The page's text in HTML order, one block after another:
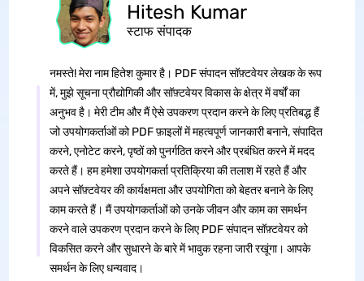
Hitesh Kumar
स्टाफ संपादक
नमस्ते! मेरा नाम हितेश कुमार है। PDF संपादन सॉफ़्टवेयर लेखक के रूप
में, मुझे सूचना प्रौद्योगिकी और सॉफ़्टवेयर विकास के क्षेत्र में वर्षों का
अनुभव है। मेरी टीम और मैं ऐसे उपकरण प्रदान करने के लिए प्रतिबद्ध हैं
जो उपयोगकर्ताओं को PDF फ़ाइलों में महत्वपूर्ण जानकारी बनाने, संपादित
करने, एनोटेट करने, पृष्ठों को पुनर्गठित करने और प्रबंधित करने में मदद
करते हैं। हम हमेशा उपयोगकर्ता प्रतिक्रिया की तलाश में रहते हैं और
अपने सॉफ़्टवेयर की कार्यक्षमता और उपयोगिता को बेहतर बनाने के लिए
काम करते हैं। मैं उपयोगकर्ताओं को उनके जीवन और काम का समर्थन
करने वाले उपकरण प्रदान करने के लिए PDF संपादन सॉफ़्टवेयर को
विकसित करने और सुधारने के बारे में भावुक रहना जारी रखूंगा। आपके
समर्थन के लिए धन्यवाद।